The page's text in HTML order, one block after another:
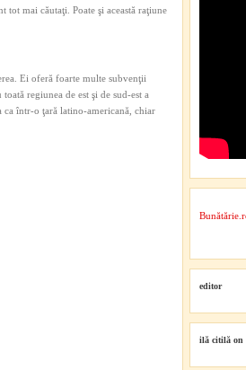
mai căutaţi. Poate şi această raţiune
Ei oferă foarte multe subvenţii
regiunea de est şi de sud-est a
într-o ţară latino-americană, chiar
editor
ilă citilă on